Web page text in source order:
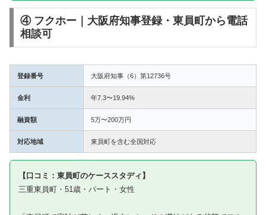
④ フクホー｜大阪府知事登録・東員町から電話
相談可
登録番号 大阪府知事（6）第12736号
金利 年7.3〜19.94%
融資額 5万〜200万円
対応地域 東員町を含む全国対応
【口コミ：東員町のケーススタディ】
三重東員町・51歳・パート・女性